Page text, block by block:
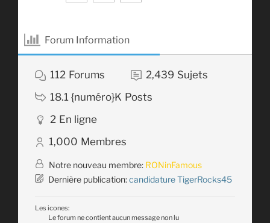
Forum Information
112 Forums 2,439 Sujets
18.1 {numéro}K Posts
2 En ligne
1,000 Membres
Notre nouveau membre: RONinFamous
Dernière publication:candidature TigerRocks45
Les icones:
Le forum ne contient aucun message non lu